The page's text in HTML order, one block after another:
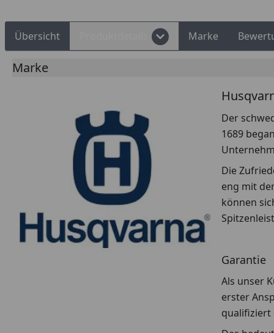
Übersicht Marke
Marke
Der
1689
Die
eng mit
können
Garantie
Als unser
erster
qualifiziert